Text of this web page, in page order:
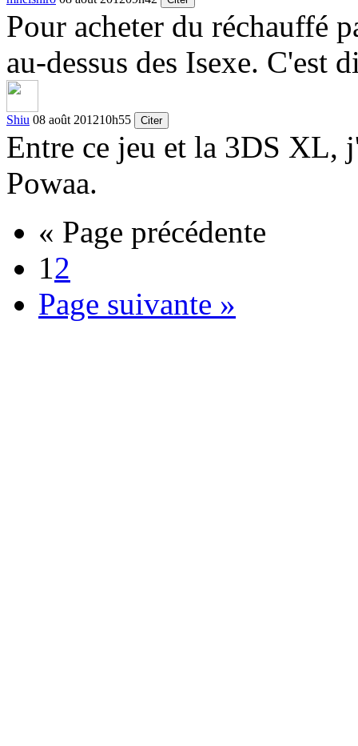
Pour acheter du réchauffé
au-dessus des Isexe. C'est
Shiu 08 août 201210h55 Citer
Entre ce jeu et la 3DS XL,
Powaa.
« Page précédente
12
Page suivante »